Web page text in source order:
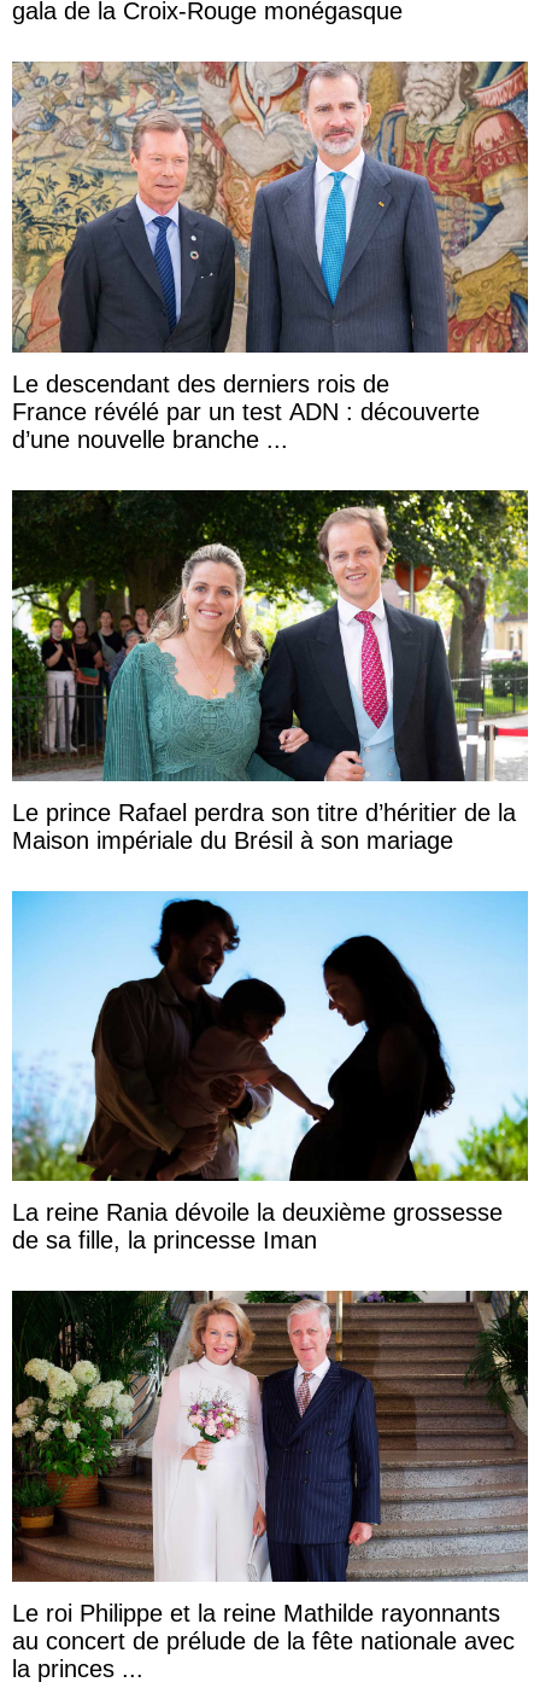
gala de la Croix-Rouge monégasque
Le descendant des derniers rois de
France révélé par un test ADN : découverte
d’une nouvelle branche ...
Le prince Rafael perdra son titre d’héritier de la
Maison impériale du Brésil à son mariage
La reine Rania dévoile la deuxième grossesse
de sa fille, la princesse Iman
Le roi Philippe et la reine Mathilde rayonnants
au concert de prélude de la fête nationale avec
la princes ...